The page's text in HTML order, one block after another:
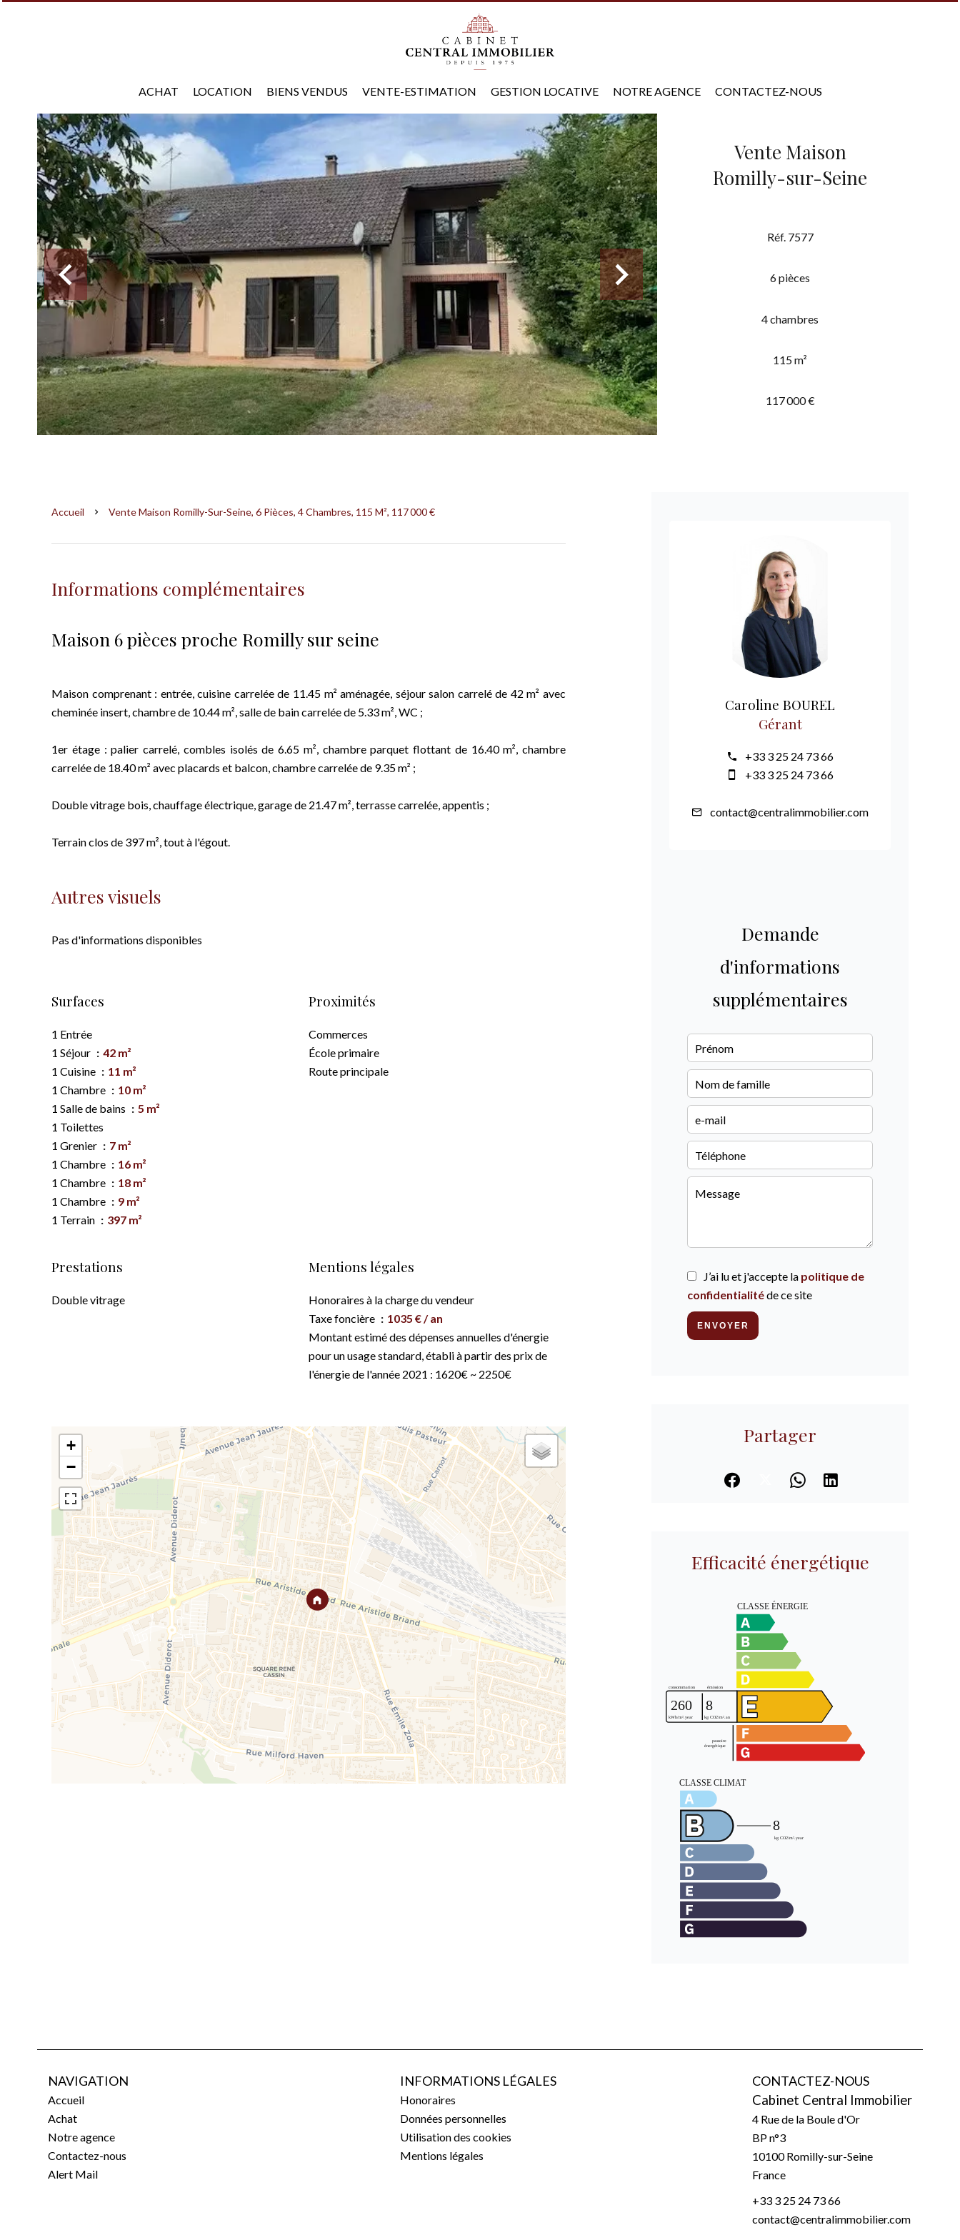
ACHAT LOCATION BIENS VENDUS VENTE-ESTIMATION GESTION LOCATIVE NOTRE AGENCE CONTACTEZ-NOUS
Vente Maison
Romilly-sur-Seine
Réf. 7577
6 pièces
4 chambres
115 m²
117 000 €
Accueil Vente Maison Romilly-Sur-Seine, 6 Pièces, 4 Chambres, 115 M², 117 000 €
Informations complémentaires
Maison 6 pièces proche Romilly sur seine
Maison comprenant : entrée, cuisine carrelée de 11.45 m² aménagée, séjour salon carrelé de 42 m² avec
cheminée insert, chambre de 10.44 m², salle de bain carrelée de 5.33 m², WC ;
1er étage : palier carrelé, combles isolés de 6.65 m², chambre parquet flottant de 16.40 m², chambre
carrelée de 18.40 m² avec placards et balcon, chambre carrelée de 9.35 m² ;
Double vitrage bois, chauffage électrique, garage de 21.47 m², terrasse carrelée, appentis ;
Terrain clos de 397 m², tout à l'égout.
Autres visuels
Pas d'informations disponibles
Surfaces
1 Entrée
1 Séjour
42 m²
1 Cuisine
11 m²
1 Chambre
10 m²
1 Salle de bains
5 m²
1 Toilettes
1 Grenier
7 m²
1 Chambre
16 m²
1 Chambre
18 m²
1 Chambre
9 m²
1 Terrain
397 m²
Proximités
Commerces
École primaire
Route principale
Prestations
Double vitrage
Mentions légales
Honoraires à la charge du vendeur
Taxe foncière
1035 € / an
Montant estimé des dépenses annuelles d'énergie
pour un usage standard, établi à partir des prix de
l'énergie de l'année 2021 : 1620€ ~ 2250€
+
−
Caroline BOUREL
Gérant
+33 3 25 24 73 66
+33 3 25 24 73 66
contact@centralimmobilier.com
Demande
d'informations
supplémentaires
J’ai lu et j'accepte la politique de
confidentialitéde ce site
ENVOYER
Partager
Efficacité énergétique
NAVIGATION
Accueil
Achat
Notre agence
Contactez-nous
Alert Mail
INFORMATIONS LÉGALES
Honoraires
Données personnelles
Utilisation des cookies
Mentions légales
CONTACTEZ-NOUS
Cabinet Central Immobilier
4 Rue de la Boule d'Or
BP n°3
10100Romilly-sur-Seine
France
+33 3 25 24 73 66
contact@centralimmobilier.com